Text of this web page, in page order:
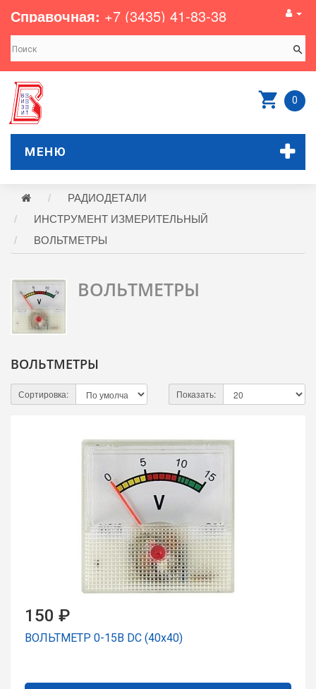
Справочная: +7 (3435) 41-83-38
0
МЕНЮ
РАДИОДЕТАЛИ
ИНСТРУМЕНТ ИЗМЕРИТЕЛЬНЫЙ
ВОЛЬТМЕТРЫ
ВОЛЬТМЕТРЫ
ВОЛЬТМЕТРЫ
Сортировка: Показать:
150 ₽
ВОЛЬТМЕТР 0-15В DC (40х40)